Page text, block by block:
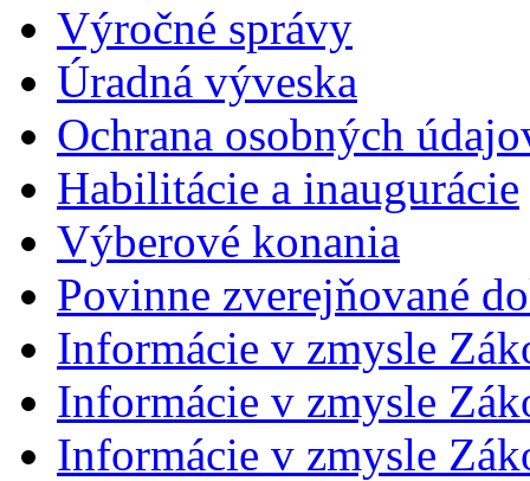
Výročné správy
Úradná výveska
Ochrana osobných
Habilitácie a inaugurácie
Výberové konania
Povinne zverejňované
Informácie v zmysle
Informácie v zmysle
Informácie v zmysle